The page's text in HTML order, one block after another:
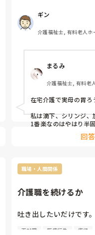
液体の滴下はした事が
いですか?加圧バック使
ギン
介護福祉士, 有料老人ホ
まるみ
介護福祉士, 有料老
在宅介護で実母の胃ろ
私は滴下、シリンジ
1番楽なのはやはり半
手動の加圧バッグに
続してシュコシュコ
カテーテル式でもボタ
せっかくの喀痰吸引の
来ないって何だかおか
回
職場・人間関係
介護職を続けるか
吐き出したいだけです
再就職 医療行為 復帰